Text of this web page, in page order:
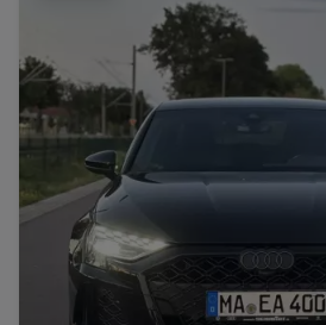
Lamborghini
McLaren
Tesla Chevrolet
Wann
Zeitraum wählen